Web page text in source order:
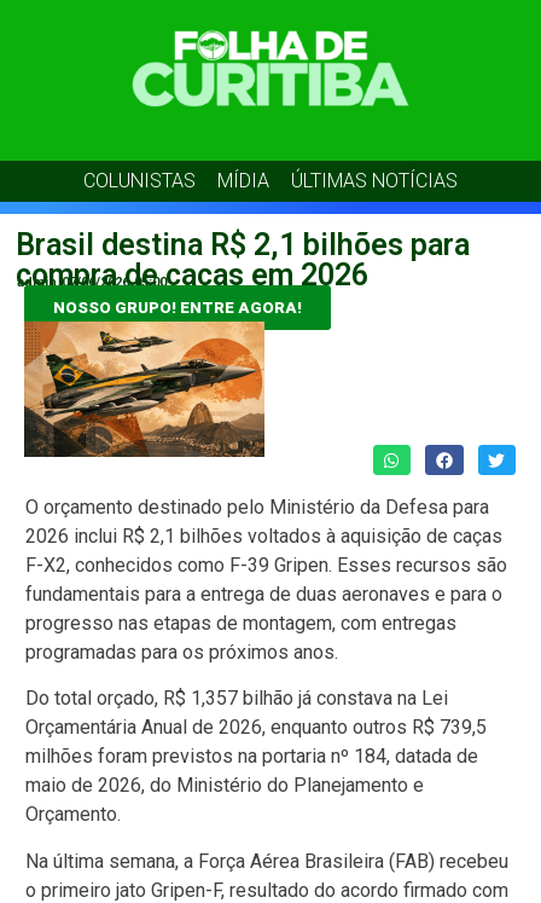
COLUNISTAS MÍDIA ÚLTIMAS NOTÍCIAS
Brasil destina R$ 2,1 bilhões para
compra de caças em 2026
admin 07/06/2026 05:00
NOSSO GRUPO! ENTRE AGORA!
O orçamento destinado pelo Ministério da Defesa para
2026 inclui R$ 2,1 bilhões voltados à aquisição de caças
F-X2, conhecidos como F-39 Gripen. Esses recursos são
fundamentais para a entrega de duas aeronaves e para o
progresso nas etapas de montagem, com entregas
programadas para os próximos anos.
Do total orçado, R$ 1,357 bilhão já constava na Lei
Orçamentária Anual de 2026, enquanto outros R$ 739,5
milhões foram previstos na portaria nº 184, datada de
maio de 2026, do Ministério do Planejamento e
Orçamento.
Na última semana, a Força Aérea Brasileira (FAB) recebeu
o primeiro jato Gripen-F, resultado do acordo firmado com